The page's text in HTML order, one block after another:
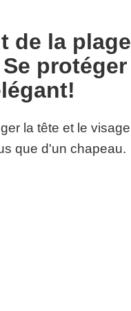
de la plage
protéger
la tête et le visage
que d'un chapeau.